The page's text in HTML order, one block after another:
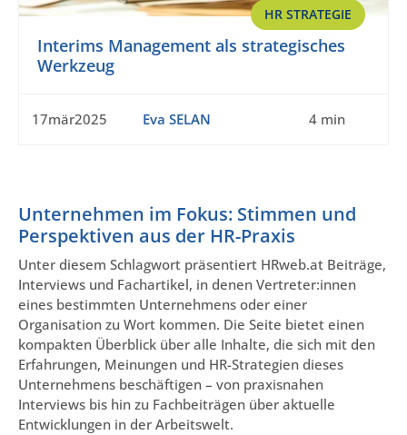
HR STRATEGIE
Interims Management als strategisches
Werkzeug
17mär2025 Eva SELAN 4 min
Unternehmen im Fokus: Stimmen und
Perspektiven aus der HR-Praxis
Unter diesem Schlagwort präsentiert HRweb.at Beiträge,
Interviews und Fachartikel, in denen Vertreter:innen
eines bestimmten Unternehmens oder einer
Organisation zu Wort kommen. Die Seite bietet einen
kompakten Überblick über alle Inhalte, die sich mit den
Erfahrungen, Meinungen und HR-Strategien dieses
Unternehmens beschäftigen – von praxisnahen
Interviews bis hin zu Fachbeiträgen über aktuelle
Entwicklungen in der Arbeitswelt.